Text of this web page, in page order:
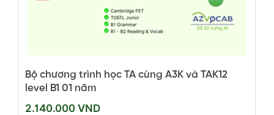
Bộ chương trình học TA cùng A3K và TAK12
level B1 01 năm
2.140.000 VND